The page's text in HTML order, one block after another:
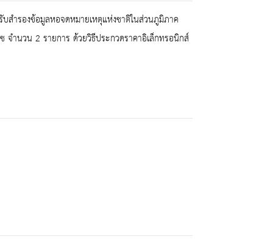
สำรองข้อมูลหอจดหมายเหตุแห่งชาติในส่วนภูมิภาค
จำนวน 2 รายการ ด้วยวิธีประกวดราคาอิเล็กทรอนิกส์